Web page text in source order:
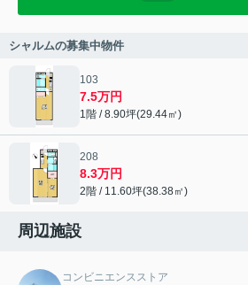
シャルムの募集中物件
103
7.5万円
1階 / 8.90坪(29.44㎡)
208
8.3万円
2階 / 11.60坪(38.38㎡)
周辺施設
コンビニエンスストア